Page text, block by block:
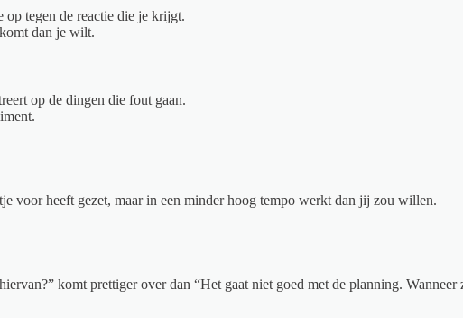
op tegen de reactie die je krijgt.
dan je wilt.
op de dingen die fout gaan.
voor heeft gezet, maar in een minder hoog tempo werkt dan jij zou willen.
komt prettiger over dan “Het gaat niet goed met de planning. Wanneer